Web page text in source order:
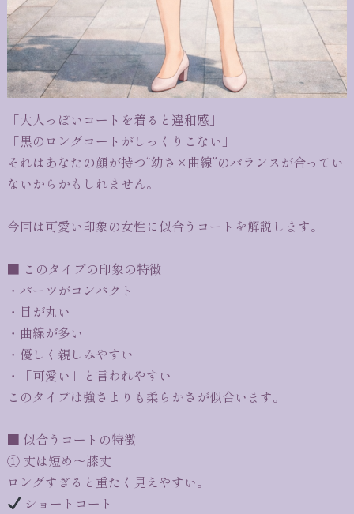
「大人っぽいコートを着ると違和感」
「黒のロングコートがしっくりこない」
それはあなたの顔が持つ“幼さ×曲線”のバランスが合ってい
ないからかもしれません。
今回は可愛い印象の女性に似合うコートを解説します。
■ このタイプの印象の特徴
・パーツがコンパクト
・目が丸い
・曲線が多い
・優しく親しみやすい
・「可愛い」と言われやすい
このタイプは強さよりも柔らかさが似合います。
■ 似合うコートの特徴
① 丈は短め〜膝丈
ロングすぎると重たく見えやすい。
ショートコート